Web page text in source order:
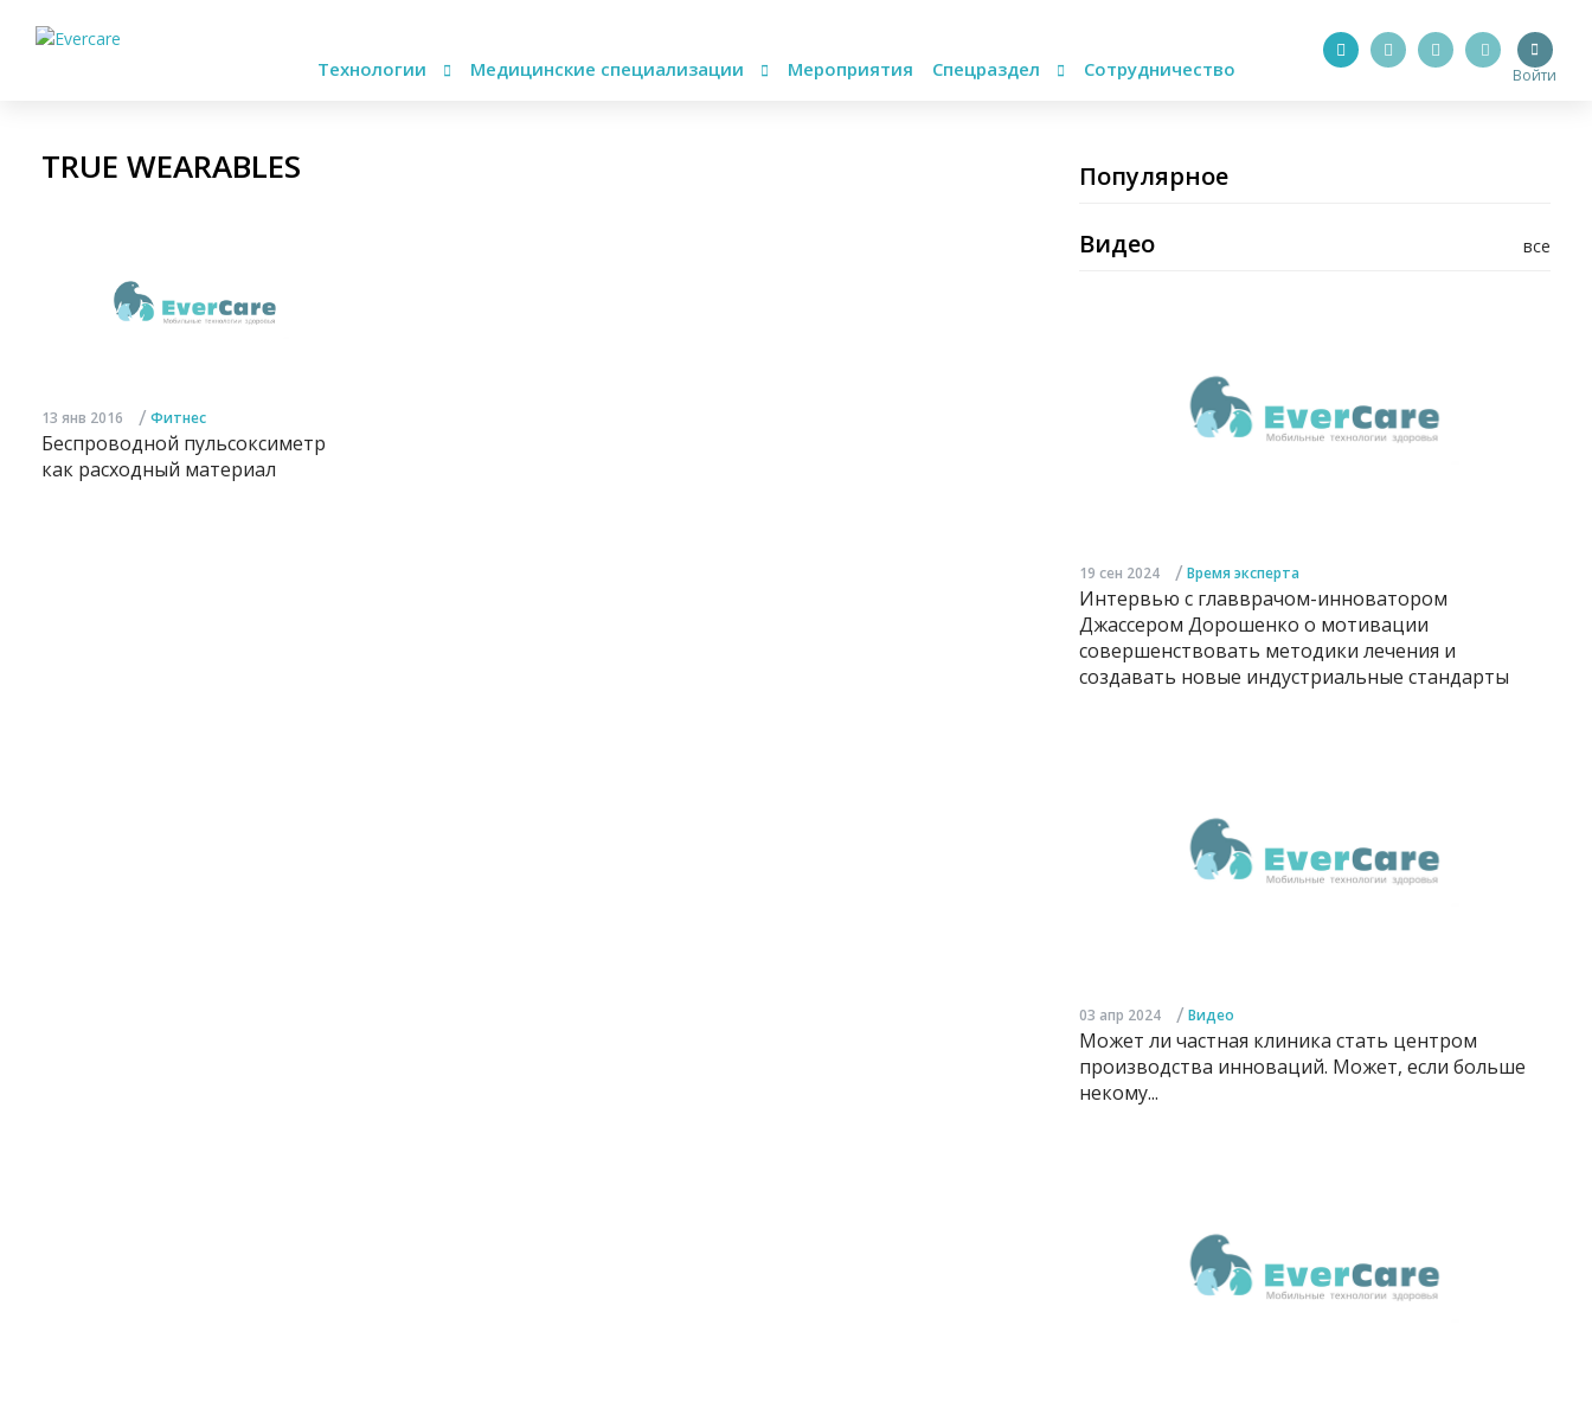
Технологии Медицинские специализации Мероприятия Спецраздел Сотрудничество Войти
TRUE WEARABLES
13 янв 2016 / Фитнес
Беспроводной пульсоксиметр
как расходный материал
Популярное
все
Видео
19 сен 2024 / Время эксперта
Интервью с главврачом-инноватором
Джассером Дорошенко о мотивации
совершенствовать методики лечения и
создавать новые индустриальные стандарты
03 апр 2024 / Видео
Может ли частная клиника стать центром
производства инноваций. Может, если больше
некому...